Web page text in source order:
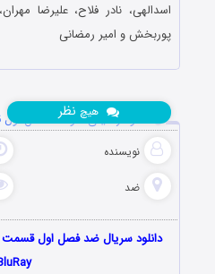
اسدالهی، نادر فلاح، علیرضا
پوربخش و امیر رمضانی
دانلود رئالیتی شو ضد فصل اول
نویسنده
ضد
هیچ نظر